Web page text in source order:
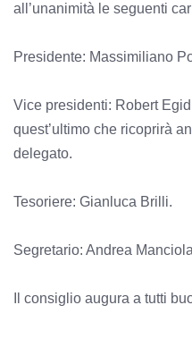
all’unanimità le seguenti
Presidente: Massimiliano
Vice presidenti: Robert
quest’ultimo che ricoprirà
delegato.
Tesoriere: Gianluca Brilli.
Segretario: Andrea
Il consiglio augura a tutti